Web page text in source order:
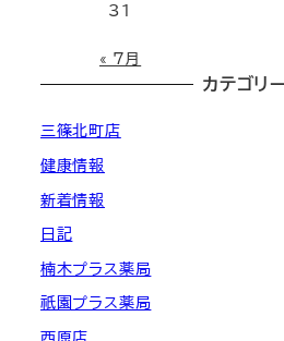
31
« 7月
カテゴリ
三篠北町店
健康情報
新着情報
日記
楠木プラス薬局
祇園プラス薬局
西原店